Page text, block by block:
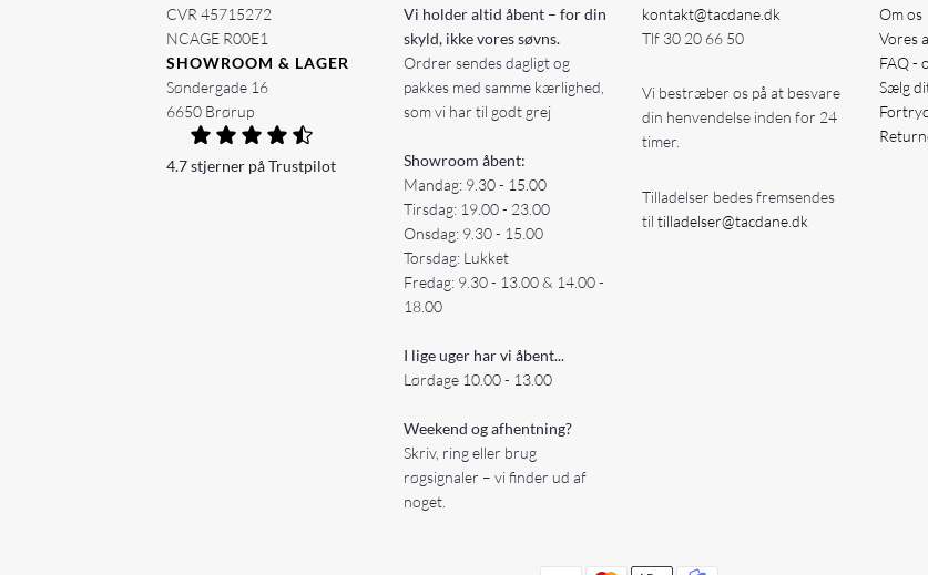
CVR 45715272
NCAGE R00E1
SHOWROOM & LAGER
Søndergade 16
6650 Brørup
4.7 stjerner på Trustpilot
Vi holder altid åbent – for din
skyld, ikke vores søvns.
Ordrer sendes dagligt og
pakkes med samme kærlighed,
som vi har til godt grej
Showroom åbent:
Mandag: 9.30 - 15.00
Tirsdag: 19.00 - 23.00
Onsdag: 9.30 - 15.00
Torsdag: Lukket
Fredag: 9.30 - 13.00 & 14.00 -
18.00
I lige uger har vi åbent...
Lørdage 10.00 - 13.00
Weekend og afhentning?
Skriv, ring eller brug
røgsignaler – vi finder ud af
noget.
kontakt@tacdane.dk
Tlf 30 20 66 50
Vi bestræber os på at besvare
din henvendelse inden for 24
timer.
Tilladelser bedes fremsendes
til tilladelser@tacdane.dk
Om os
Vores
FAQ -
Sælg